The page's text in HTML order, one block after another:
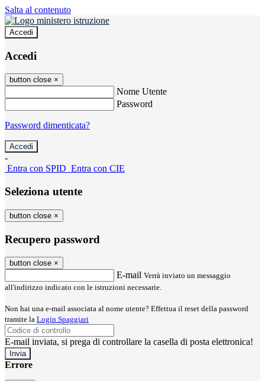
Salta al contenuto
Accedi
Accedi
button close ×
Nome Utente
Password
Password dimenticata?
-
Entra con SPID Entra con CIE
Seleziona utente
button close ×
Recupero password
button close ×
E-mail Verrà inviato un messaggio
all'indirizzo indicato con le istruzioni necessarie.
Non hai una e-mail associata al nome utente? Effettua il reset della password
tramite la Login Spaggiari
E-mail inviata, si prega di controllare la casella di posta elettronica!
Errore